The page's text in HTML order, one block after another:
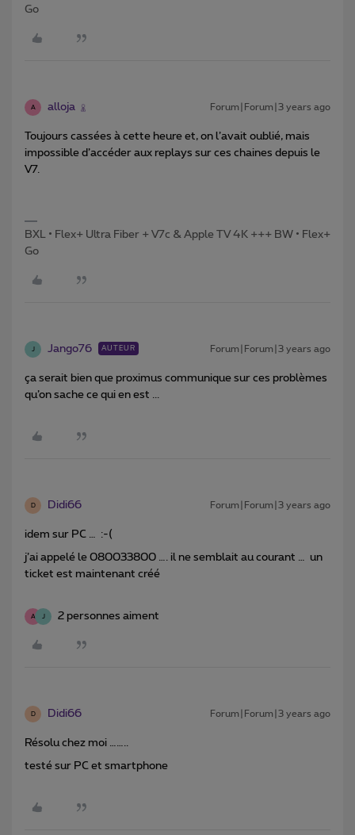
Go
A alloja Forum|Forum|3 years ago
Toujours cassées à cette heure et, on l’avait oublié, mais
impossible d’accéder aux replays sur ces chaines depuis le
V7.
BXL • Flex+ Ultra Fiber + V7c & Apple TV 4K +++ BW • Flex+
Go
Jango76 AUTEUR Forum|Forum|3 years ago
ça serait bien que proximus communique sur ces problèmes
qu’on sache ce qui en est ...
D Didi66 Forum|Forum|3 years ago
idem sur PC … :-(
j’ai appelé le 080033800 …. il ne semblait au courant … un
ticket est maintenant créé
A 2 personnes aiment
D Didi66 Forum|Forum|3 years ago
Résolu chez moi ……..
testé sur PC et smartphone